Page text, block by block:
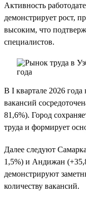
Активность
демонстрирует рост,
высоким, что
специалистов.
В I квартале 2026
вакансий
81,6%). Город
труда и формирует
Далее следуют
1,5%) и Андижан
демонстрируют
количеству вакансий.